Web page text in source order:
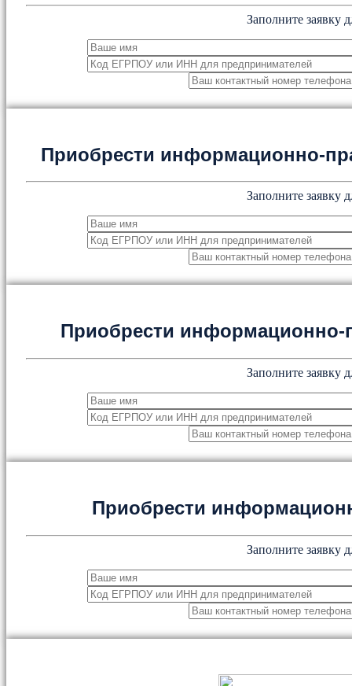
Заполните заявку
Приобрести информационно-
Заполните заявку
Приобрести
Заполните заявку
Приобрести
Заполните заявку